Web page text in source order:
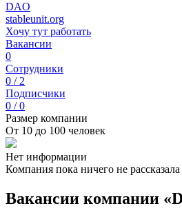
DAO
stableunit.org
Хочу тут работать
Вакансии
0
Сотрудники
0 / 2
Подписчики
0 / 0
Размер компании
От 10 до 100 человек
Нет информации
Компания пока ничего не рассказала
Вакансии компании